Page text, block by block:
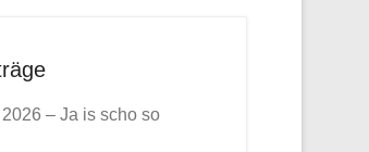
– Ja is scho so